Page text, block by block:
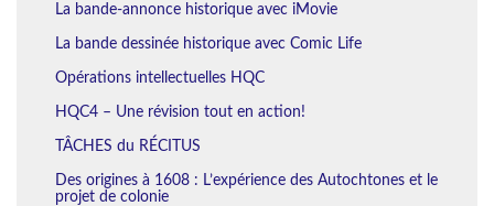
La bande-annonce historique avec iMovie
La bande dessinée historique avec Comic Life
Opérations intellectuelles HQC
HQC4 – Une révision tout en action!
TÂCHES du RÉCITUS
Des origines à 1608 : L’expérience des Autochtones et le
projet de colonie